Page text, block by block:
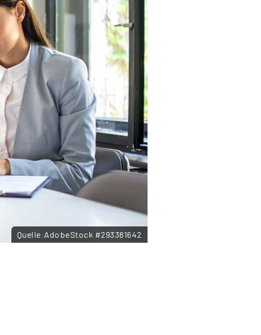
Quelle:AdobeStock #293381642